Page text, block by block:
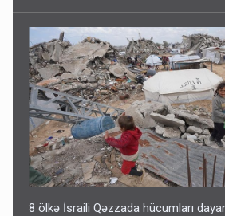
8 ölkə İsraili Qəzzada hücumları